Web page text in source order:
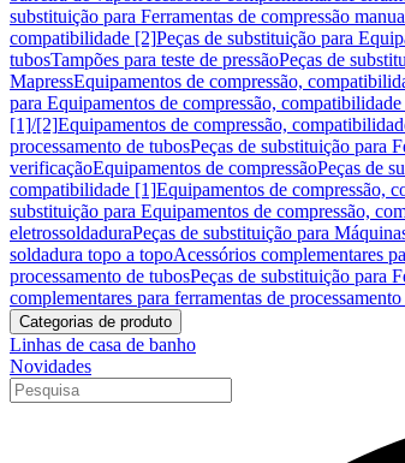
substituição para Ferramentas de compressão
compatibilidade [2]Peças de substituição para
tubosTampões para teste de pressãoPeças de
MapressEquipamentos de compressão,
para Equipamentos de compressão,
[1]/[2]Equipamentos de compressão,
processamento de tubosPeças de substituição para
verificaçãoEquipamentos de compressãoPeças de
compatibilidade [1]Equipamentos de compressão,
substituição para Equipamentos de compressão,
eletrossoldaduraPeças de substituição para
soldadura topo a topoAcessórios complementares
processamento de tubosPeças de substituição para
complementares para ferramentas de
Categorias de produto
Linhas de casa de banho
Novidades